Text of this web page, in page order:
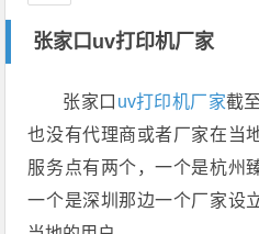
张家口uv打印机厂家
张家口 uv打印机厂家截
也没有代理商或者厂家在当
服务点有两个，一个是杭州
一个是深圳那边一个厂家设